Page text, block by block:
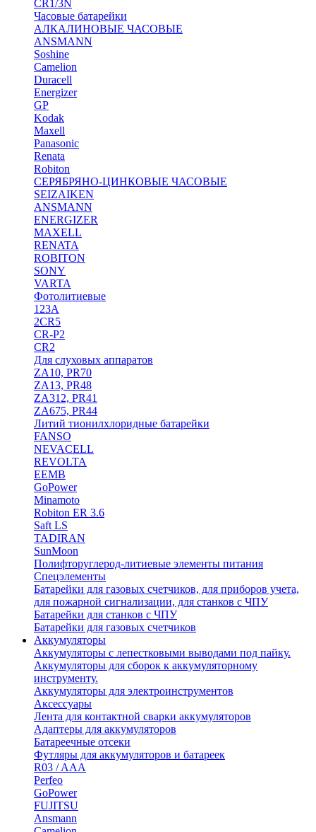
CR1/3N
Часовые батарейки
АЛКАЛИНОВЫЕ ЧАСОВЫЕ
ANSMANN
Soshine
Camelion
Duracell
Energizer
GP
Kodak
Maxell
Panasonic
Renata
Robiton
СЕРЯБРЯНО-ЦИНКОВЫЕ ЧАСОВЫЕ
SEIZAIKEN
ANSMANN
ENERGIZER
MAXELL
RENATA
ROBITON
SONY
VARTA
Фотолитиевые
123A
2CR5
CR-P2
CR2
Для слуховых аппаратов
ZA10, PR70
ZA13, PR48
ZA312, PR41
ZA675, PR44
Литий тионилхлоридные батарейки
FANSO
NEVACELL
REVOLTA
EEMB
GoPower
Minamoto
Robiton ER 3.6
Saft LS
TADIRAN
SunMoon
Полифторуглерод-литиевые элементы питания
Спецэлементы
Батарейки для газовых счетчиков, для приборов учета,
для пожарной сигнализации, для станков с ЧПУ
Батарейки для станков с ЧПУ
Батарейки для газовых счетчиков
Аккумуляторы
Аккумуляторы с лепестковыми выводами под пайку.
Аккумуляторы для сборок к аккумуляторному
инструменту.
Аккумуляторы для электроинструментов
Аксессуары
Лента для контактной сварки аккумуляторов
Адаптеры для аккумуляторов
Батареечные отсеки
Футляры для аккумуляторов и батареек
R03 / AAA
Perfeo
GoPower
FUJITSU
Ansmann